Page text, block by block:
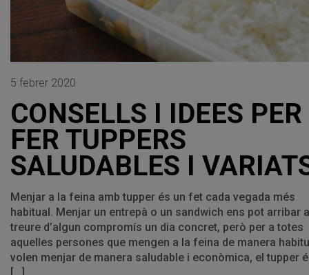
5 febrer 2020
CONSELLS I IDEES PER
FER TUPPERS
SALUDABLES I
Menjar a la feina amb tupper és un fet cada vegada més
habitual. Menjar un entrepà o un sandwich ens pot arribar a
treure d’algun compromís un dia concret, però per a totes
aquelles persones que mengen a la feina de manera
volen menjar de manera saludable i econòmica, el tupper